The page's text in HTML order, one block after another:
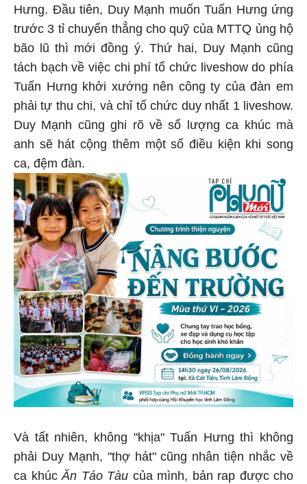
Hưng. Đầu tiên, Duy Mạnh muốn Tuấn Hưng ứng
trước 3 tỉ chuyển thẳng cho quỹ của MTTQ ủng hộ
bão lũ thì mới đồng ý. Thứ hai, Duy Mạnh cũng
tách bạch về việc chi phí tổ chức liveshow do phía
Tuấn Hưng khởi xướng nên công ty của đàn em
phải tự thu chi, và chỉ tổ chức duy nhất 1 liveshow.
Duy Mạnh cũng ghi rõ về số lượng ca khúc mà
anh sẽ hát cộng thêm một số điều kiện khi song
ca, đệm đàn.
Và tất nhiên, không "khịa" Tuấn Hưng thì không
phải Duy Mạnh, "thợ hát" cũng nhân tiện nhắc về
ca khúc Ăn Táo Tàu của mình, bản rap được cho